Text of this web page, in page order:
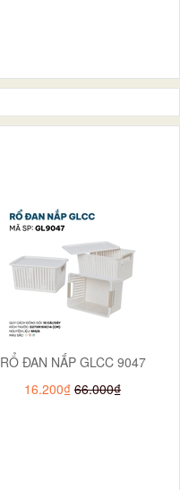
RỔ ĐAN NẮP GLCC 9047
16.200₫ 66.000₫